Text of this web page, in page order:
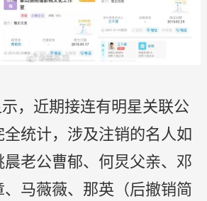
，近期接连有明星关联公
全统计，涉及注销的名人如
老公曹郁、何炅父亲、邓
马薇薇、那英（后撤销简